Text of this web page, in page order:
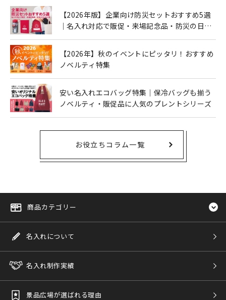
【2026年版】企業向け防災セットおすすめ5選
｜名入れ対応で販促・来場記念品・防災の日に
【2026年】秋のイベントにピッタリ！おすすめ
ノベルティ特集
安い名入れエコバッグ特集｜保冷バッグも揃う
ノベルティ・販促品に人気のプレントシリーズ
お役立ちコラム一覧
商品カテゴリー
名入れについて
名入れ制作実績
景品広場が選ばれる理由